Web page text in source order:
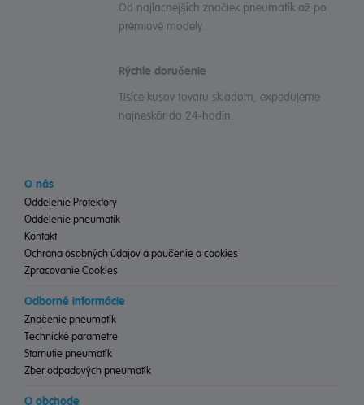
Od najlacnejších značiek pneumatík až po
prémiové modely.
Rýchle doručenie
Tisíce kusov tovaru skladom, expedujeme
najneskôr do 24-hodín.
O nás
Oddelenie Protektory
Oddelenie pneumatík
Kontakt
Ochrana osobných údajov a poučenie o cookies
Zpracovanie Cookies
Odborné informácie
Značenie pneumatík
Technické parametre
Starnutie pneumatík
Zber odpadových pneumatík
O obchode